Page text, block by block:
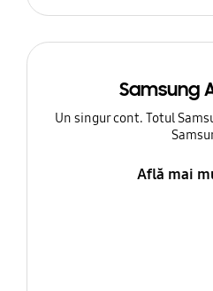
Samsung
Un singur cont. Totul
Află mai